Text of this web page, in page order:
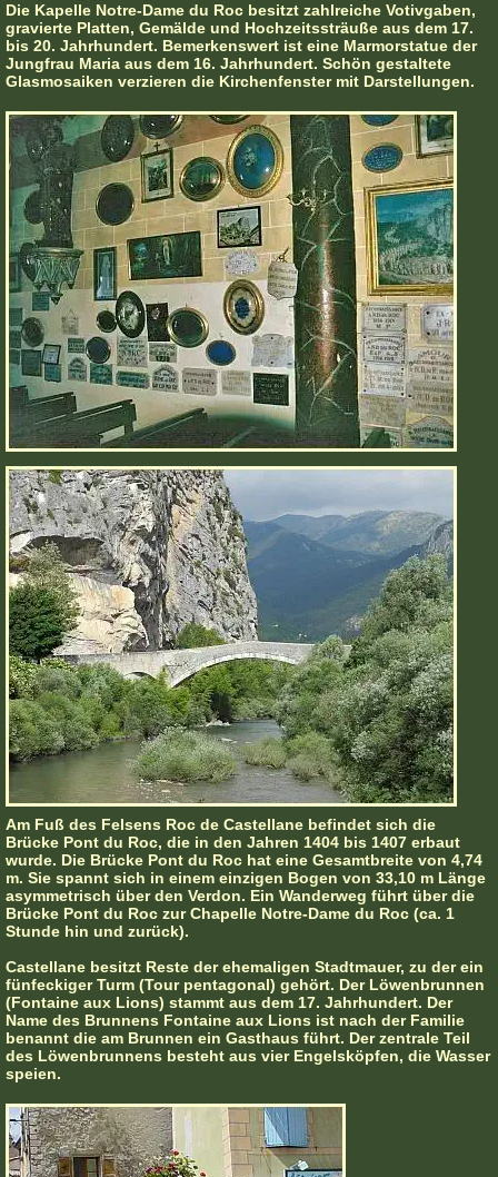
Die Kapelle Notre-Dame du Roc besitzt zahlreiche Votivgaben,
gravierte Platten, Gemälde und Hochzeitssträuße aus dem 17.
bis 20. Jahrhundert. Bemerkenswert ist eine Marmorstatue der
Jungfrau Maria aus dem 16. Jahrhundert. Schön gestaltete
Glasmosaiken verzieren die Kirchenfenster mit Darstellungen.
Am Fuß des Felsens Roc de Castellane befindet sich die
Brücke Pont du Roc, die in den Jahren 1404 bis 1407 erbaut
wurde. Die Brücke Pont du Roc hat eine Gesamtbreite von 4,74
m. Sie spannt sich in einem einzigen Bogen von 33,10 m Länge
asymmetrisch über den Verdon. Ein Wanderweg führt über die
Brücke Pont du Roc zur Chapelle Notre-Dame du Roc (ca. 1
Stunde hin und zurück).
Castellane besitzt Reste der ehemaligen Stadtmauer, zu der ein
fünfeckiger Turm (Tour pentagonal) gehört. Der Löwenbrunnen
(Fontaine aux Lions) stammt aus dem 17. Jahrhundert. Der
Name des Brunnens Fontaine aux Lions ist nach der Familie
benannt die am Brunnen ein Gasthaus führt. Der zentrale Teil
des Löwenbrunnens besteht aus vier Engelsköpfen, die Wasser
speien.